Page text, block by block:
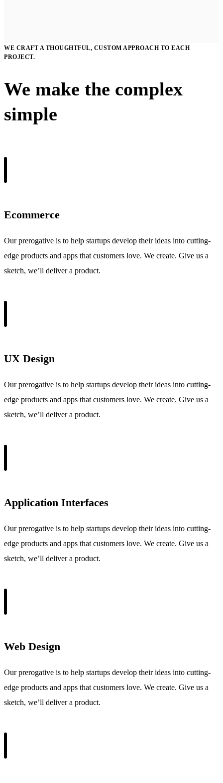
WE CRAFT A THOUGHTFUL, CUSTOM APPROACH TO EACH
PROJECT.
We make the complex
simple
Ecommerce
Our prerogative is to help startups develop their ideas into cutting-
edge products and apps that customers love. We create. Give us a
sketch, we’ll deliver a product.
UX Design
Our prerogative is to help startups develop their ideas into cutting-
edge products and apps that customers love. We create. Give us a
sketch, we’ll deliver a product.
Application Interfaces
Our prerogative is to help startups develop their ideas into cutting-
edge products and apps that customers love. We create. Give us a
sketch, we’ll deliver a product.
Web Design
Our prerogative is to help startups develop their ideas into cutting-
edge products and apps that customers love. We create. Give us a
sketch, we’ll deliver a product.